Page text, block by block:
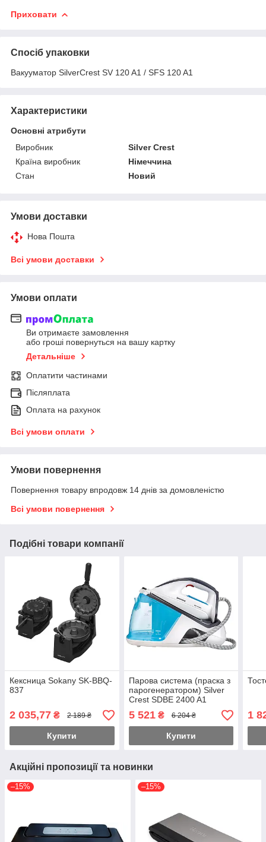
Приховати
Спосіб упаковки
Вакууматор SilverCrest SV 120 A1 / SFS 120 A1
Характеристики
Основні атрибути
Виробник
Silver Crest
Країна виробник
Німеччина
Стан
Новий
Умови доставки
Нова Пошта
Всі умови доставки
Умови оплати
Ви отримаєте замовлення
або гроші повернуться на вашу картку
Детальніше
Оплатити частинами
Післяплата
Оплата на рахунок
Всі умови оплати
Умови повернення
Повернення товару впродовж 14 днів за домовленістю
Всі умови повернення
Подібні товари компанії
Кексница Sokany SK-BBQ-
837
2 035,77 ₴ 2 189 ₴
Купити
Парова система (праска з
парогенератором) Silver
Crest SDBE 2400 A1
5 521₴ 6 204 ₴
Купити
1
Акційні пропозиції та новинки
–15% –15%